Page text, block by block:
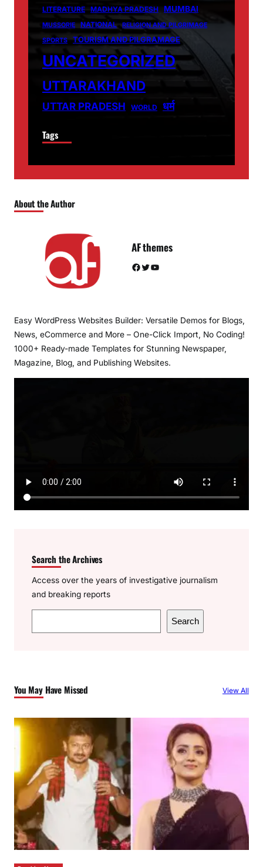
LITERATURE MADHYA PRADESH MUMBAI
MUSSORIE NATIONAL
RELIGION AND PILGRIMAGE
SPORTS
TOURISM AND PILGRAMAGE
UNCATEGORIZED
UTTARAKHAND
UTTAR PRADESH WORLD धर्म
Tags
About the Author
AF themes
Facebook Twitter YouTube
Easy WordPress Websites Builder: Versatile Demos for Blogs,
News, eCommerce and More – One-Click Import, No Coding!
1000+ Ready-made Templates for Stunning Newspaper,
Magazine, Blog, and Publishing Websites.
Search the Archives
Access over the years of investigative journalism
and breaking reports
e
h
Search
You May Have Missed View All